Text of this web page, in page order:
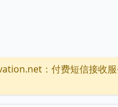
：付费短信接收